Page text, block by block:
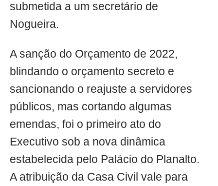
submetida a um secretário de
Nogueira.
A sanção do Orçamento de 2022,
blindando o orçamento secreto e
sancionando o reajuste a servidores
públicos, mas cortando algumas
emendas, foi o primeiro ato do
Executivo sob a nova dinâmica
estabelecida pelo Palácio do Planalto.
A atribuição da Casa Civil vale para